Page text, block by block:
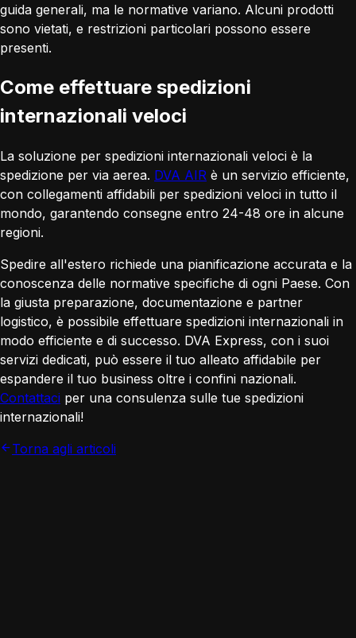
guida generali, ma le normative variano. Alcuni prodotti
sono vietati, e restrizioni particolari possono essere
presenti.
Come effettuare spedizioni
internazionali veloci
La soluzione per spedizioni internazionali veloci è la
spedizione per via aerea. DVA AIR è un servizio efficiente,
con collegamenti affidabili per spedizioni veloci in tutto il
mondo, garantendo consegne entro 24-48 ore in alcune
regioni.
Spedire all'estero richiede una pianificazione accurata e la
conoscenza delle normative specifiche di ogni Paese. Con
la giusta preparazione, documentazione e partner
logistico, è possibile effettuare spedizioni internazionali in
modo efficiente e di successo. DVA Express, con i suoi
servizi dedicati, può essere il tuo alleato affidabile per
espandere il tuo business oltre i confini nazionali.
Contattaci per una consulenza sulle tue spedizioni
internazionali!
Torna agli articoli